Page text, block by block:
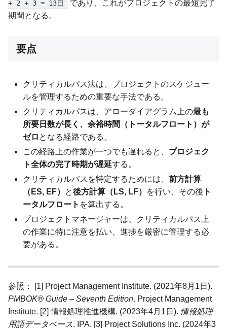
+ 2 + 3 = 13日
であり、これがプロジェクトの最短完了
期間となる。
要点
クリティカルパス法は、プロジェクトのスケジュー
ルを管理するための重要な手法である。
クリティカルパスは、アローダイアグラム上の最も
所要日数が長く、余裕時間（トータルフロート）が
ゼロ となる経路である。
この経路上の作業が一つでも遅れると、 プロジェク
ト全体の完了時期が遅延する。
クリティカルパスを特定するためには、前方計算
（ES, EF）
と後方計算（LS, LF） を行い、その後 ト
ータルフロート を算出する。
プロジェクトマネージャーは、クリティカルパス上
の作業に特に注意を払い、進捗を厳密に管理する必
要がある。
参照： [1] Project Management Institute. (2021年8月1日).
PMBOK® Guide – Seventh Edition. Project Management
Institute. [2] 情報処理推進機構. (2023年4月1日). 情報処理
用語データベース. IPA. [3] Project Solutions Inc. (2024年3